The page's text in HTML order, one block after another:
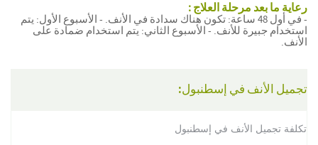
رعاية ما بعد مرحلة العلاج :
- في أول 48 ساعة: تكون هناك سدادة في الأنف. - الأسبوع الأول: يتم
استخدام جبيرة للأنف. - الأسبوع الثاني: يتم استخدام ضمادة على
الأنف.
تجميل الأنف في إسطنبول:
تكلفة تجميل الأنف في إسطنبول